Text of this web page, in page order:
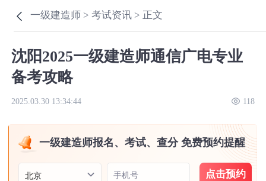
一级建造师 >考试资讯 > 正文
沈阳2025一级建造师通信广电专业
备考攻略
2025.03.30 13:34:44 118
一级建造师报名、考试、查分 免费预约提醒
北京 手机号 点击预约